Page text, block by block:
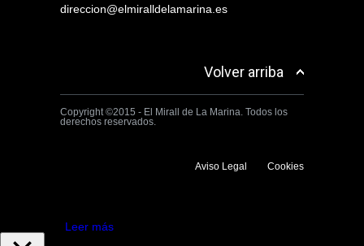
direccion@elmiralldelamarina.es
Volver arriba
Copyright ©2015 - El Mirall de La Marina. Todos los
derechos reservados.
Aviso Legal Cookies
Leer más